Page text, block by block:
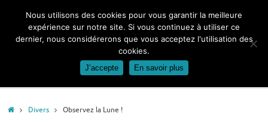
contenu
AccueilDivers Observez la Lune !
Nous utilisons des cookies pour vous garantir la meilleure
expérience sur notre site. Si vous continuez à utiliser ce
dernier, nous considérerons que vous acceptez l'utilisation des
cookies.
J’accepte En savoir plus